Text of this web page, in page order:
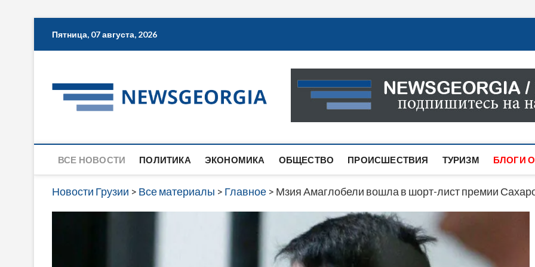
Пятница, 07 августа, 2026
Новости Грузии
САМАЯ АКТУАЛЬНАЯ ИНФОРМАЦИЯ О СОБЫТИЯХ
САЙТЕ ВЫ НАЙДЕТЕ НОВОСТИ ПОЛИТИКИ,
ВСЕ НОВОСТИ ПОЛИТИКА ЭКОНОМИКА ОБЩЕСТВО ПРОИСШЕСТВИЯ ТУРИЗМ БЛОГИ
Новости Грузии > Все материалы > Главное > Мзия Амаглобели вошла в шорт-лист премии